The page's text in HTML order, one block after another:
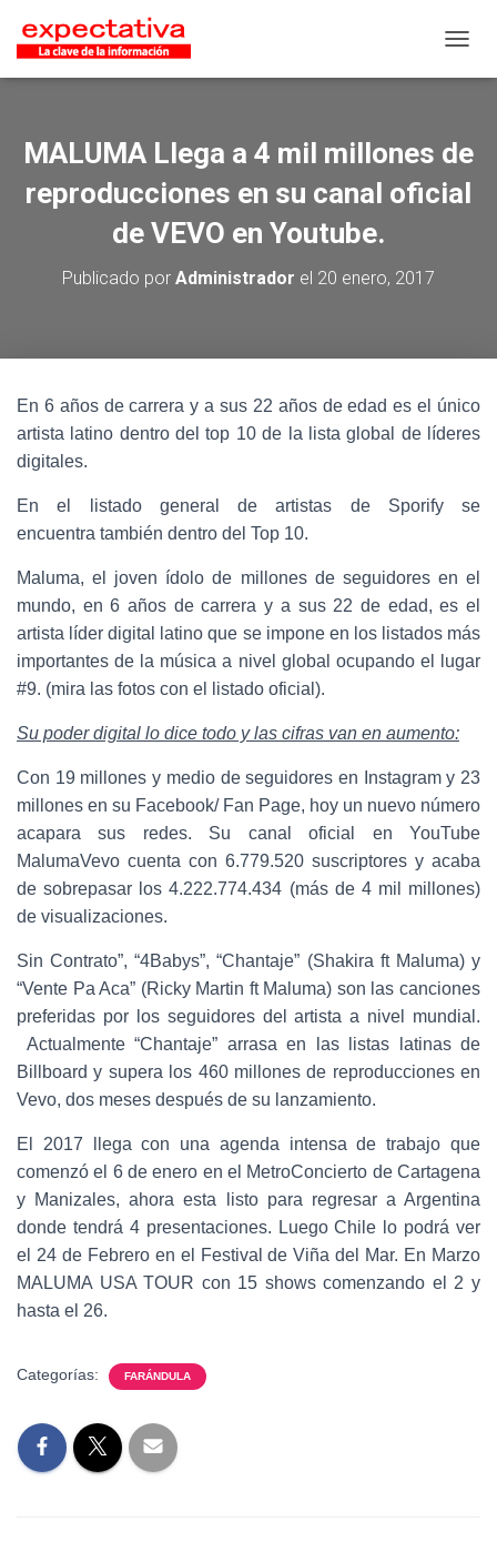
MALUMA Llega a 4 mil millones de
reproducciones en su canal oficial
de VEVO en Youtube.
Publicado por Administrador el 20 enero, 2017
En 6 años de carrera y a sus 22 años de edad es el único
artista latino dentro del top 10 de la lista global de líderes
digitales.
En el listado general de artistas de Sporify se
encuentra también dentro del Top 10.
Maluma, el joven ídolo de millones de seguidores en el
mundo, en 6 años de carrera y a sus 22 de edad, es el
artista líder digital latino que se impone en los listados más
importantes de la música a nivel global ocupando el lugar
#9. (mira las fotos con el listado oficial).
Su poder digital lo dice todo y las cifras van en aumento:
Con 19 millones y medio de seguidores en Instagram y 23
millones en su Facebook/ Fan Page, hoy un nuevo número
acapara sus redes. Su canal oficial en YouTube
MalumaVevo cuenta con 6.779.520 suscriptores y acaba
de sobrepasar los 4.222.774.434 (más de 4 mil millones)
de visualizaciones.
Sin Contrato”, “4Babys”, “Chantaje” (Shakira ft Maluma) y
“Vente Pa Aca” (Ricky Martin ft Maluma) son las canciones
preferidas por los seguidores del artista a nivel mundial.
Actualmente “Chantaje” arrasa en las listas latinas de
Billboard y supera los 460 millones de reproducciones en
Vevo, dos meses después de su lanzamiento.
El 2017 llega con una agenda intensa de trabajo que
comenzó el 6 de enero en el MetroConcierto de Cartagena
y Manizales, ahora esta listo para regresar a Argentina
donde tendrá 4 presentaciones. Luego Chile lo podrá ver
el 24 de Febrero en el Festival de Viña del Mar. En Marzo
MALUMA USA TOUR con 15 shows comenzando el 2 y
hasta el 26.
Categorías: FARÁNDULA